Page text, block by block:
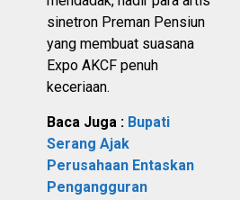
sinetron Preman Pensiun
yang membuat suasana
Expo AKCF penuh
keceriaan.
Baca Juga : Bupati
Serang Ajak
Perusahaan Entaskan
Pengangguran